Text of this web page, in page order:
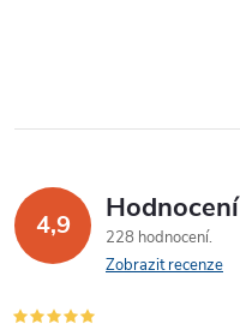
4,9
228 hodnocení
Zobrazit recenze